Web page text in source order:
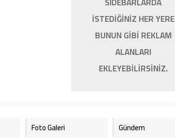
İSTEDİĞİNİZ HER YERE
BUNUN GİBİ REKLAM
ALANLARI
EKLEYEBİLİRSİNİZ.
Foto Galeri
Gündem